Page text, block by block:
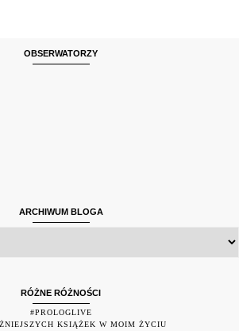
OBSERWATORZY
ARCHIWUM BLOGA
RÓŻNE RÓŻNOŚCI
#PROLOGLIVE
KSIĄŻEK W MOIM ŻYCIU